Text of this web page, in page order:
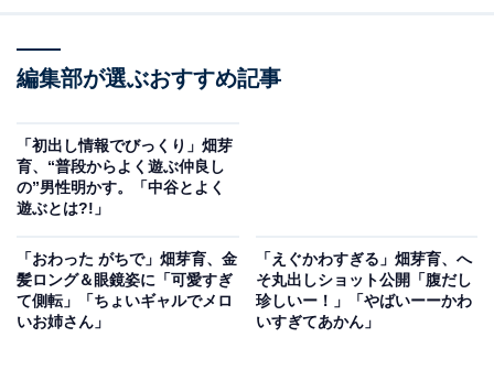
編集部が選ぶおすすめ記事
「初出し情報でびっくり」畑芽
育、“普段からよく遊ぶ仲良し
の”男性明かす。「中谷とよく
遊ぶとは?!」
「おわった がちで」畑芽育、金
髪ロング＆眼鏡姿に「可愛すぎ
て側転」「ちょいギャルでメロ
いお姉さん」
「えぐかわすぎる」畑芽育、へ
そ丸出しショット公開「腹だし
珍しいー！」「やばいーーかわ
いすぎてあかん」